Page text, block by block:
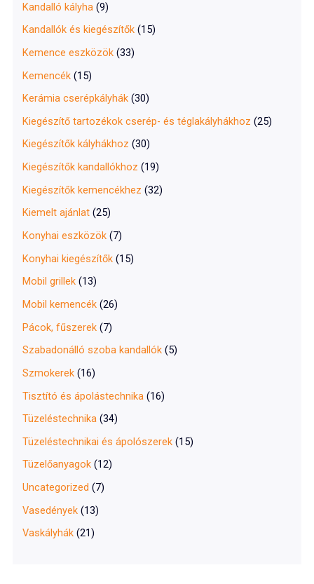
Kandalló kályha (9)
Kandallók és kiegészítők (15)
Kemence eszközök (33)
Kemencék (15)
Kerámia cserépkályhák (30)
Kiegészítő tartozékok cserép- és téglakályhákhoz (25)
Kiegészítők kályhákhoz (30)
Kiegészítők kandallókhoz (19)
Kiegészítők kemencékhez (32)
Kiemelt ajánlat (25)
Konyhai eszközök (7)
Konyhai kiegészítők (15)
Mobil grillek (13)
Mobil kemencék (26)
Pácok, fűszerek (7)
Szabadonálló szoba kandallók (5)
Szmokerek (16)
Tisztító és ápolástechnika (16)
Tüzeléstechnika (34)
Tüzeléstechnikai és ápolószerek (15)
Tüzelőanyagok (12)
Uncategorized (7)
Vasedények (13)
Vaskályhák (21)